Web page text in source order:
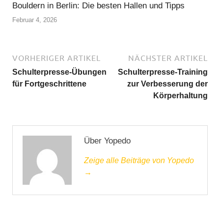
Bouldern in Berlin: Die besten Hallen und Tipps
Februar 4, 2026
VORHERIGER ARTIKEL
Schulterpresse-Übungen
für Fortgeschrittene
NÄCHSTER ARTIKEL
Schulterpresse-Training
zur Verbesserung der
Körperhaltung
Über Yopedo
Zeige alle Beiträge von Yopedo
→